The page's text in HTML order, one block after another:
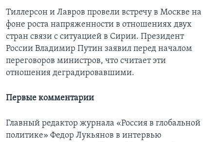
Тиллерсон и Лавров провели встречу в Москве на
фоне роста напряженности в отношениях двух
стран связи с ситуацией в Сирии. Президент
России Владимир Путин заявил перед началом
переговоров министров, что считает эти
отношения деградировавшими.
Первые комментарии
Главный редактор журнала «Россия в глобальной
политике» Федор Лукьянов в интервью